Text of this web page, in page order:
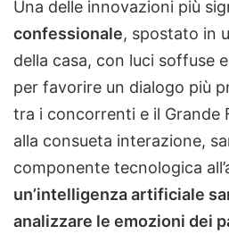
Una delle innovazioni più
confessionale, spostato in
della casa, con luci soffuse
per favorire un dialogo più
tra i concorrenti e il Grande
alla consueta interazione,
componente tecnologica
un’intelligenza artificiale
analizzare le emozioni dei